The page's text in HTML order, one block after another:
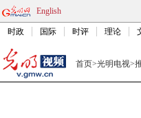
English
时政 国际 时评 理论
首页>光明电视>